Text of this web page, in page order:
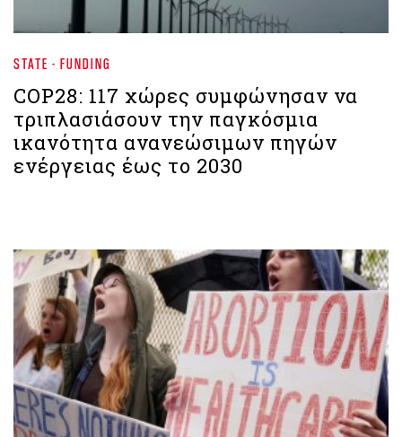
STATE - FUNDING
COP28: 117 χώρες συμφώνησαν να
τριπλασιάσουν την παγκόσμια
ικανότητα ανανεώσιμων πηγών
ενέργειας έως το 2030